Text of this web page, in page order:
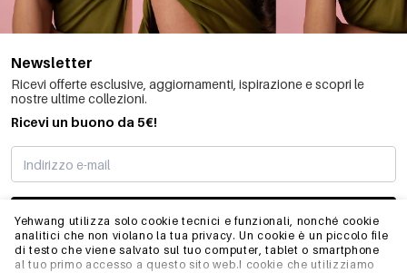
Yehwang utilizza solo cookie tecnici e funzionali, nonché cookie
analitici che non violano la tua privacy. Un cookie è un piccolo file
di testo che viene salvato sul tuo computer, tablet o smartphone
al tuo primo accesso a questo sito web.I cookie che utilizziamo
Newsletter
Ricevi offerte esclusive, aggiornamenti, ispirazione e scopri le
nostre ultime collezioni.
Ricevi un buono da 5€!
MI STO REGISTRANDO